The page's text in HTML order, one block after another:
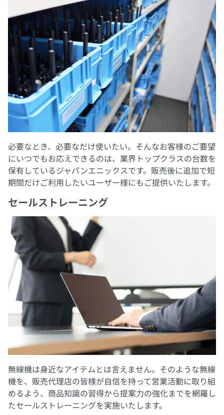
必要なとき、必要なだけ使いたい。そんなお客様のご要望
にいつでもお応えできるのは、業界トップクラスの台数を
保有しているジャパンエニックスです。販売後に追加で短
期間だけご利用したいユーザー様にもご提供いたします。
セールストレーニング
無線機は身近なアイテムとは言えません。そのような無線
機を、販売代理店の皆様が自信を持って営業活動に取り組
めるよう、商品知識の習得から提案力の強化までを網羅し
たセールストレーニングを実施いたします。